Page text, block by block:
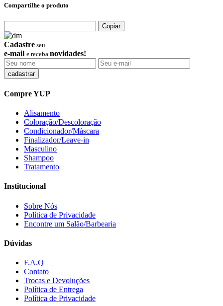
Compartilhe o produto
Copiar
Cadastre seu
e-mail e receba novidades!
Compre YUP
Alisamento
Coloração/Descoloração
Condicionador/Máscara
Finalizador/Leave-in
Masculino
Shampoo
Tratamento
Institucional
Sobre Nós
Política de Privacidade
Encontre um Salão/Barbearia
Dúvidas
F.A.Q
Contato
Trocas e Devoluções
Política de Entrega
Política de Privacidade